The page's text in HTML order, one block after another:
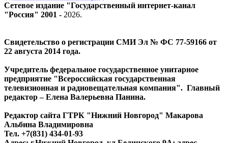
Сетевое издание "Государственный интернет-канал
"Россия" 2001 - 2026.
Свидетельство о регистрации СМИ Эл № ФС 77-59166 от
22 августа 2014 года.
Учредитель федеральное государственное унитарное
предприятие "Всероссийская государственная
телевизионная и радиовещательная компания". Главный
редактор – Елена Валерьевна Панина.
Редактор сайта ГТРК "Нижний Новгород" Макарова
Альбина Владимировна
Тел. +7(831) 434-01-93